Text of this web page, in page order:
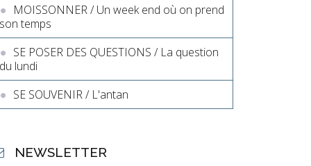
MOISSONNER / Un week end où on prend
son temps
SE POSER DES QUESTIONS / La question
du lundi
SE SOUVENIR / L'antan
NEWSLETTER